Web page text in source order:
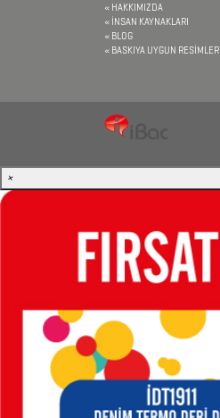
ÜRÜNLER
KUTULARI
KALEM
SETLERİ
KALEMLER
HAKKIMIZDA
İNSAN KAYNAKLARI
BLOG
BASKIYA UYGUN RESİMLER
×